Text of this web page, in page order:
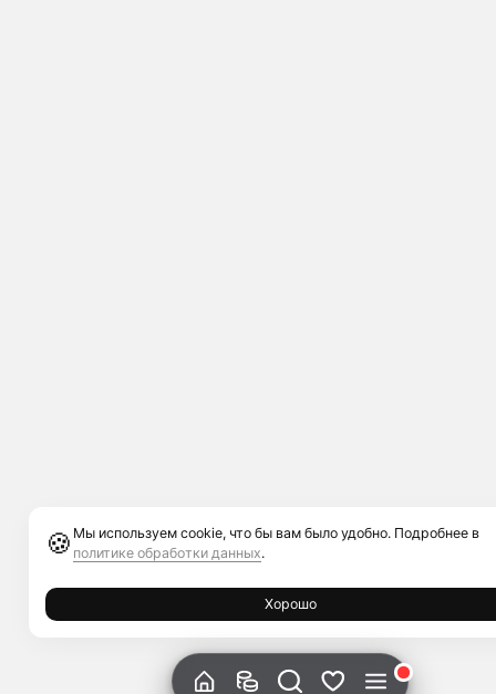
🍪 Мы используем cookie, что бы вам было удобно. Подробнее в
политике обработки данных.
Хорошо